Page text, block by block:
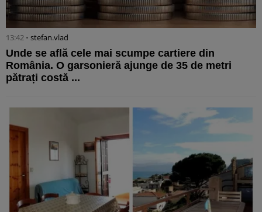
13:42 • stefan.vlad
Unde se află cele mai scumpe cartiere din
România. O garsonieră ajunge de 35 de metri
pătrați costă ...